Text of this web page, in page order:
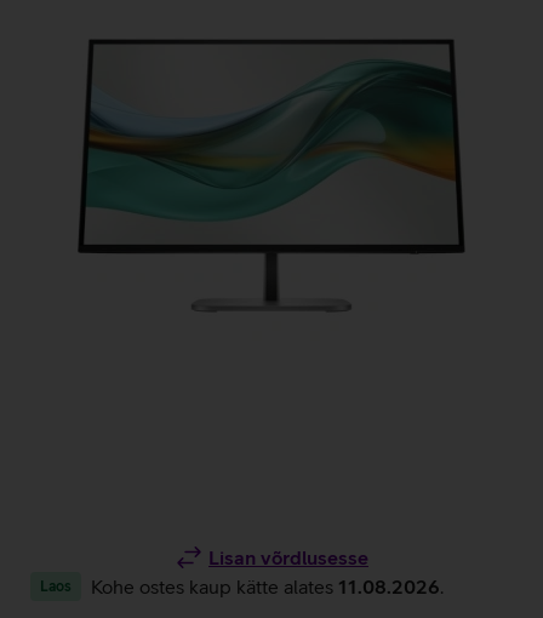
Lisan võrdlusesse
Laos Kohe ostes kaup kätte alates 11.08.2026